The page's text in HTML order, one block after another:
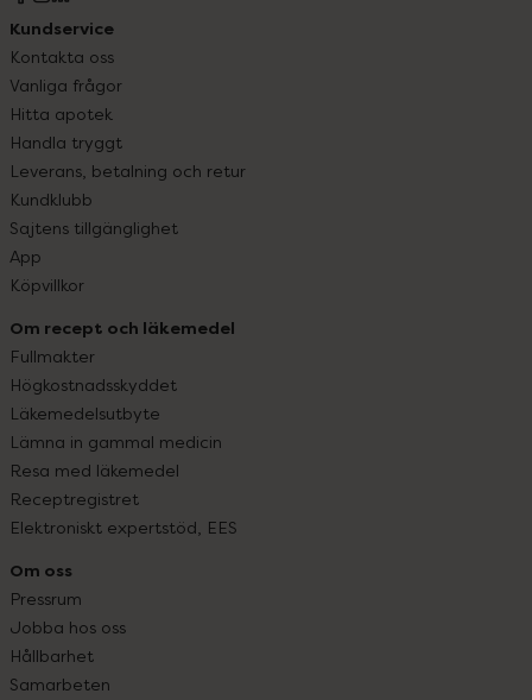
Kundservice
Kontakta oss
Vanliga frågor
Hitta apotek
Handla tryggt
Leverans, betalning och retur
Kundklubb
Sajtens tillgänglighet
App
Köpvillkor
Om recept och läkemedel
Fullmakter
Högkostnadsskyddet
Läkemedelsutbyte
Lämna in gammal medicin
Resa med läkemedel
Receptregistret
Elektroniskt expertstöd, EES
Om oss
Pressrum
Jobba hos oss
Hållbarhet
Samarbeten